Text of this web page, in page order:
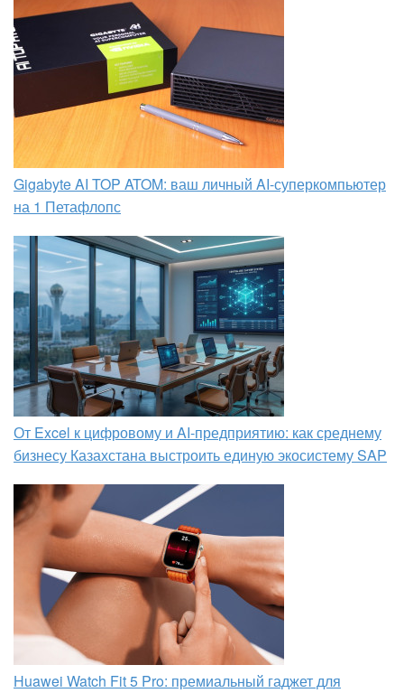
Gigabyte AI TOP ATOM: ваш личный AI-суперкомпьютер
на 1 Петафлопс
От Excel к цифровому и AI‑предприятию: как среднему
бизнесу Казахстана выстроить единую экосистему SAP
Huawei Watch Fit 5 Pro: премиальный гаджет для